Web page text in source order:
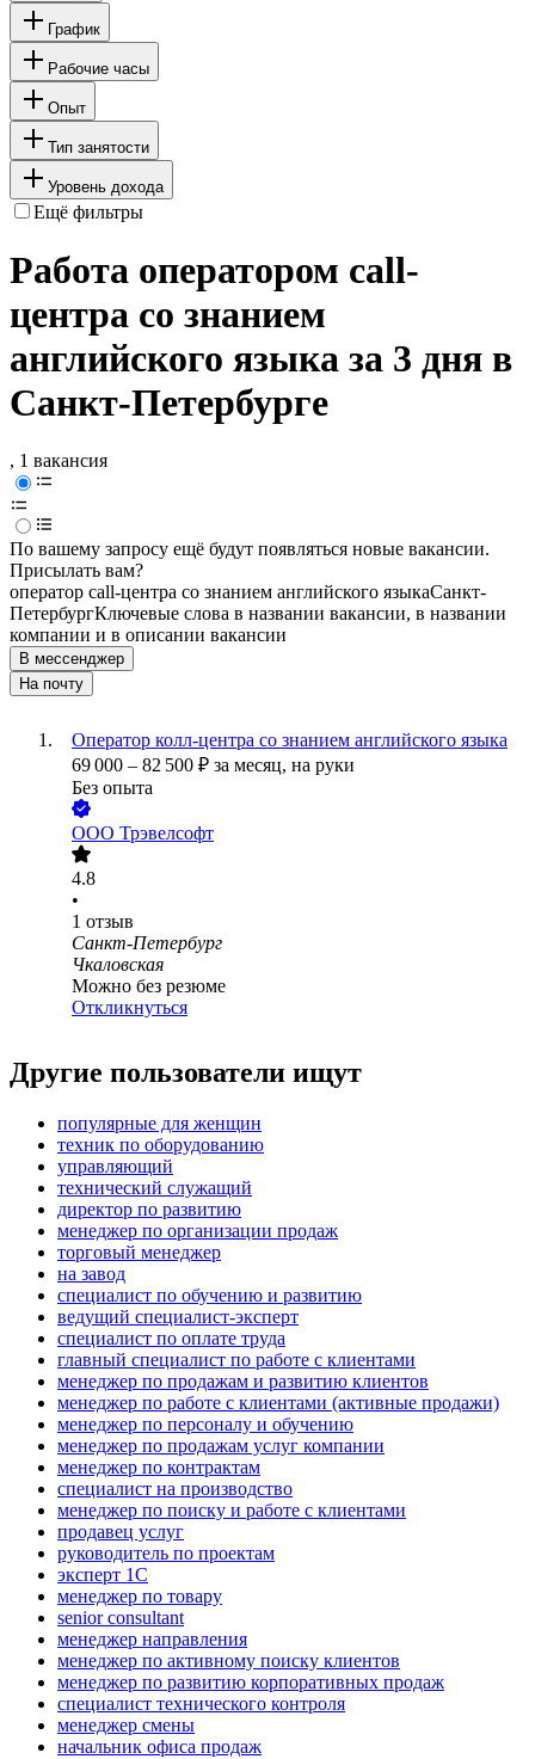
График
Рабочие часы
Опыт
Тип занятости
Уровень дохода
Ещё фильтры
Работа оператором call-
центра со знанием
английского языка за 3 дня в
Санкт-Петербурге
, 1 вакансия
По вашему запросу ещё будут появляться новые вакансии.
Присылать вам?
оператор call-центра со знанием английского языкаСанкт-
ПетербургКлючевые слова в названии вакансии, в названии
компании и в описании вакансии
В мессенджер
На почту
Оператор колл-центра со знанием английского языка
69 000 – 82 500 ₽ за месяц, на руки
Без опыта
ООО Трэвелсофт
4.8
•
1 отзыв
Санкт-Петербург
Чкаловская
Можно без резюме
Откликнуться
Другие пользователи ищут
популярные для женщин
техник по оборудованию
управляющий
технический служащий
директор по развитию
менеджер по организации продаж
торговый менеджер
на завод
специалист по обучению и развитию
ведущий специалист-эксперт
специалист по оплате труда
главный специалист по работе с клиентами
менеджер по продажам и развитию клиентов
менеджер по работе с клиентами (активные продажи)
менеджер по персоналу и обучению
менеджер по продажам услуг компании
менеджер по контрактам
специалист на производство
менеджер по поиску и работе с клиентами
продавец услуг
руководитель по проектам
эксперт 1С
менеджер по товару
senior consultant
менеджер направления
менеджер по активному поиску клиентов
менеджер по развитию корпоративных продаж
специалист технического контроля
менеджер смены
начальник офиса продаж